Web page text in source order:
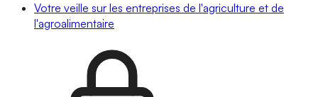
Votre veille sur les entreprises de l'agriculture et de
l'agroalimentaire